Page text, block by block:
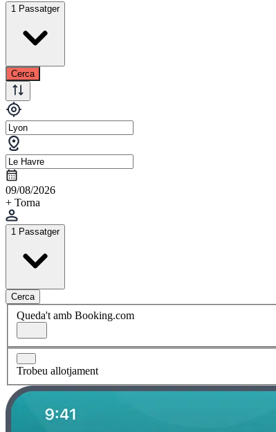
1 Passatger
Cerca
09/08/2026
+ Torna
1 Passatger
Cerca
Queda't amb Booking.com
Trobeu allotjament